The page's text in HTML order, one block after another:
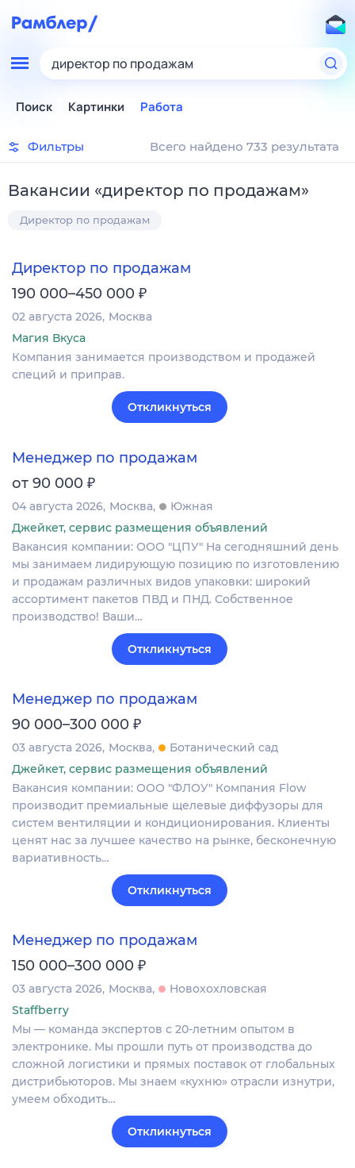
директор по продажам
Поиск Картинки Работа
Фильтры Всего найдено 733 результата
Вакансии «директор по продажам»
Директор по продажам
Директор по продажам
190 000–450 000 ₽
02 августа 2026 Москва
Магия Вкуса
Компания занимается производством и продажей
специй и приправ.
Откликнуться
Менеджер по продажам
от 90 000 ₽
04 августа 2026 Москва
Южная
Джейкет, сервис размещения объявлений
Вакансия компании: ООО "ЦПУ" На сегодняшний день
мы занимаем лидирующую позицию по изготовлению
и продажам различных видов упаковки: широкий
ассортимент пакетов ПВД и ПНД. Собственное
производство! Ваши…
Откликнуться
Менеджер по продажам
90 000–300 000 ₽
03 августа 2026 Москва
Ботанический сад
Джейкет, сервис размещения объявлений
Вакансия компании: ООО "ФЛОУ" Компания Flow
производит премиальные щелевые диффузоры для
систем вентиляции и кондиционирования. Клиенты
ценят нас за лучшее качество на рынке, бесконечную
вариативность…
Откликнуться
Менеджер по продажам
150 000–300 000 ₽
03 августа 2026 Москва
Новохохловская
Staffberry
Мы — команда экспертов с 20-летним опытом в
электронике. Мы прошли путь от производства до
сложной логистики и прямых поставок от глобальных
дистрибьюторов. Мы знаем «кухню» отрасли изнутри,
умеем обходить…
Откликнуться